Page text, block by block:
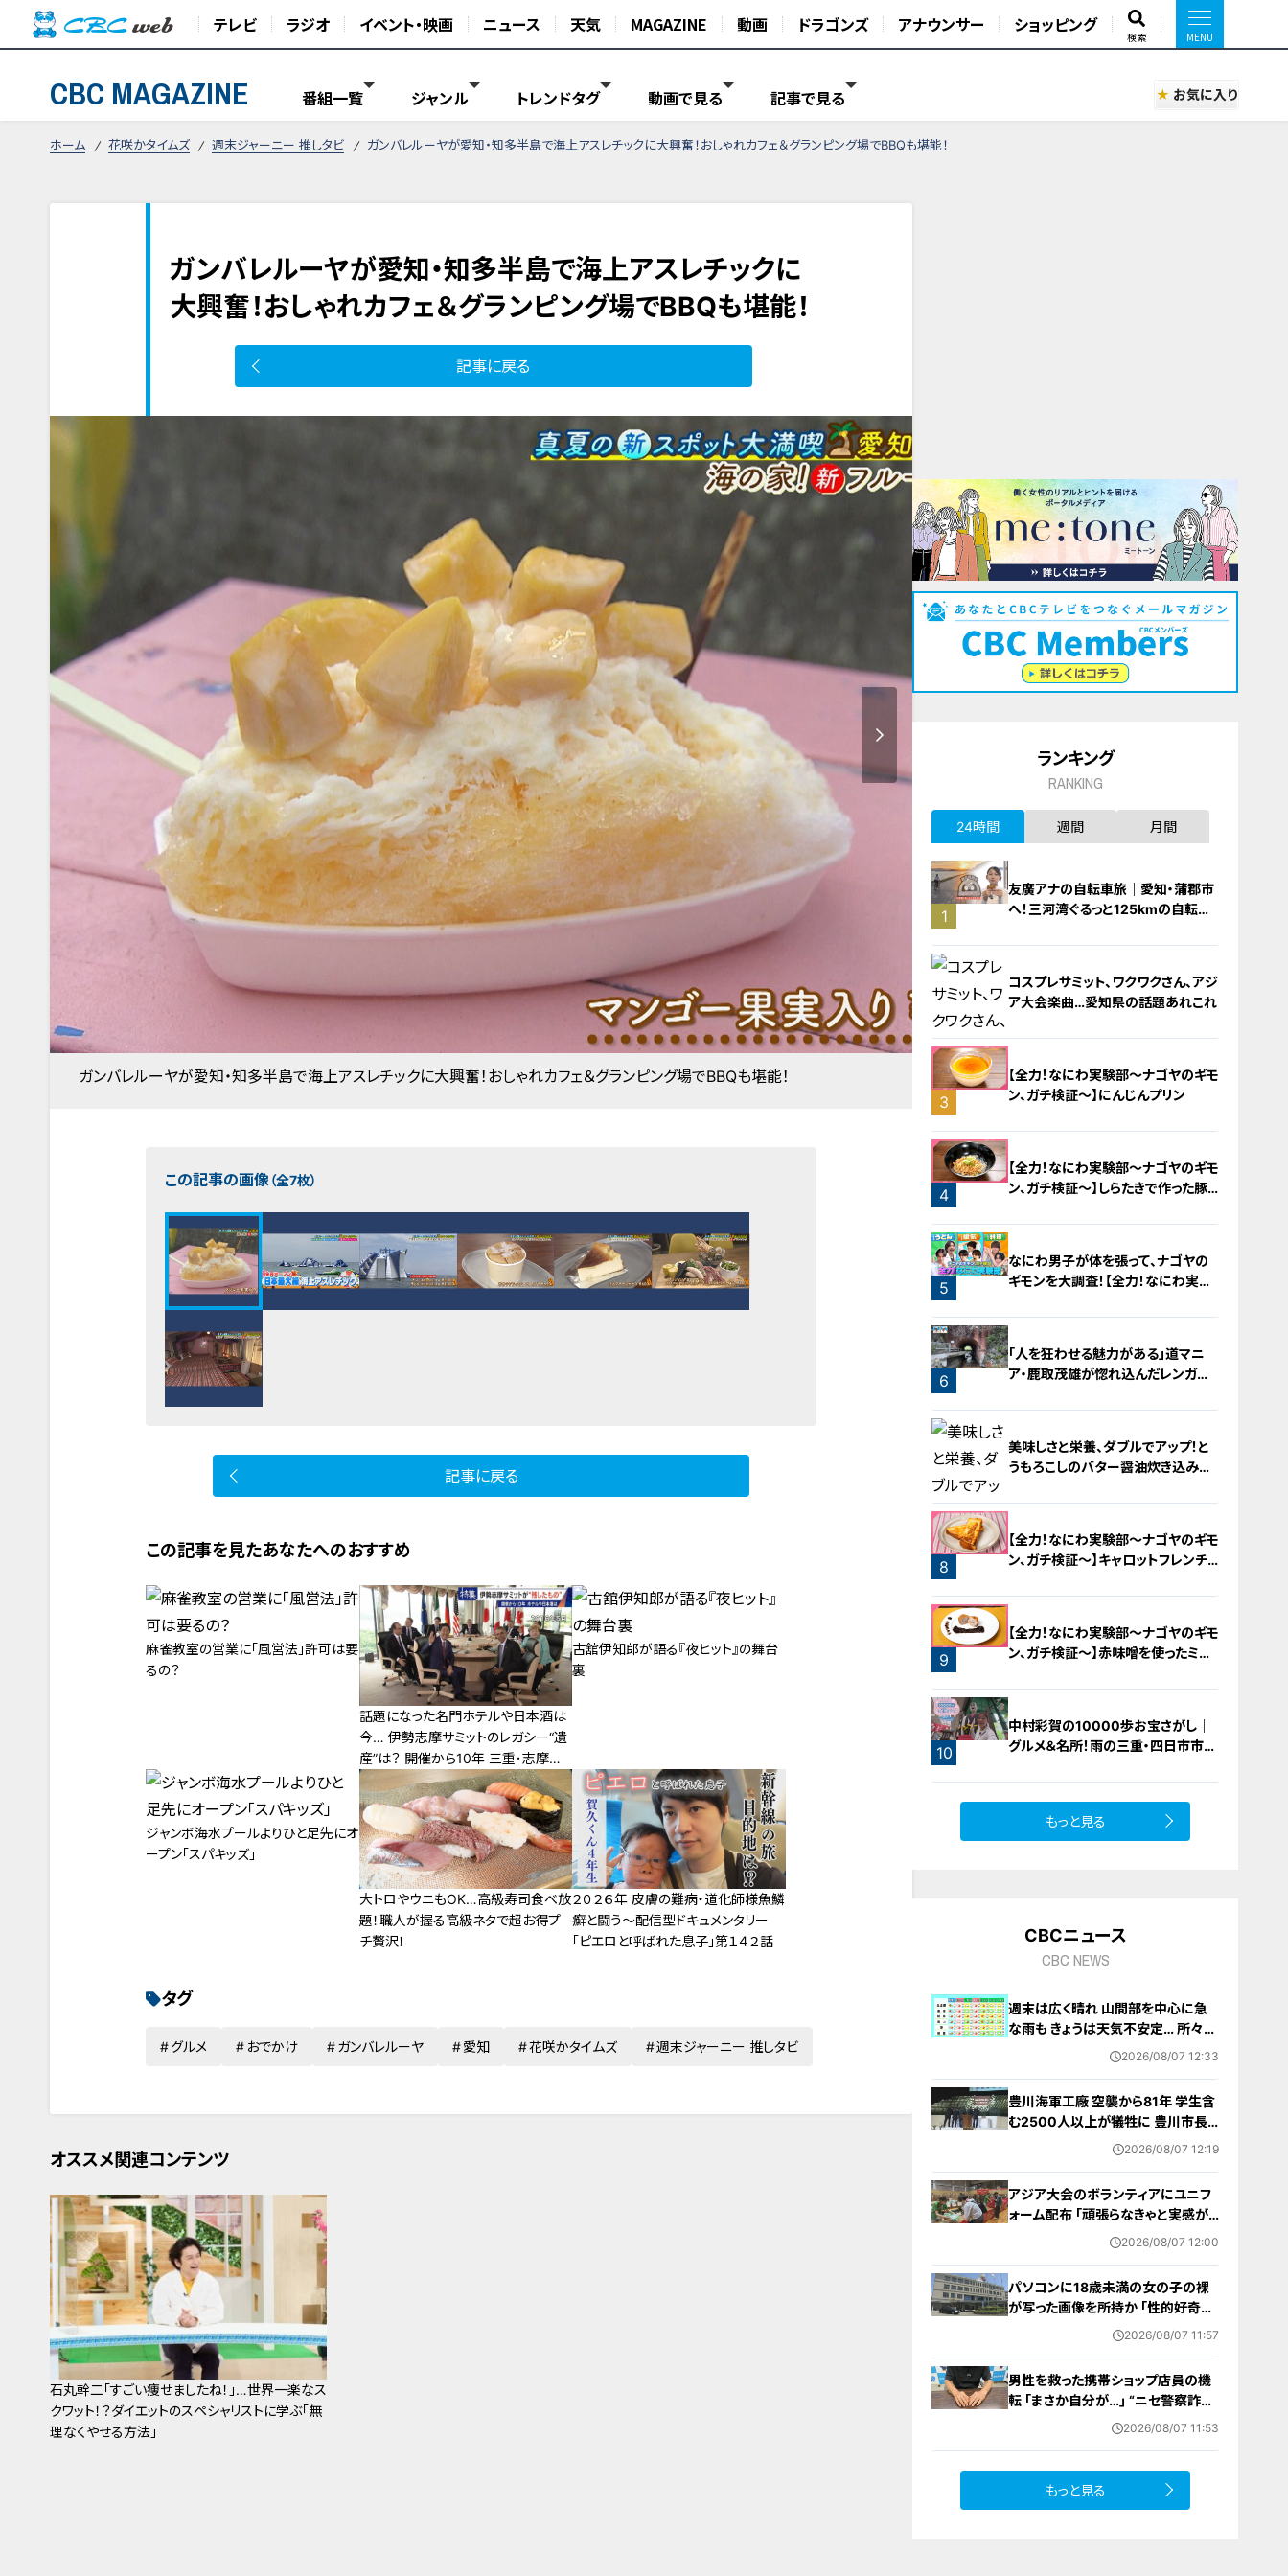
テレビ ラジオ イベント・映画 ニュース 天気 MAGAZINE 動画 ドラゴンズ アナウンサー ショッピング
検索
CBC MAGAZINE 番組一覧 ジャンル トレンドタグ 動画で見る 記事で見る お気に入り
ホーム 花咲かタイムズ 週末ジャーニー 推しタビ ガンバレルーヤが愛知・知多半島で海上アスレチックに大興奮！おしゃれカフェ＆グランピング場でBBQも堪能！
ガンバレルーヤが愛知・知多半島で海上アスレチックに
大興奮！おしゃれカフェ＆グランピング場でBBQも堪能！
記事に戻る
ガンバレルーヤが愛知・知多半島で海上アスレチックに大興奮！おしゃれカフェ＆グランピング場でBBQも堪能！
この記事の画像（全7枚）
記事に戻る
この記事を見たあなたへのおすすめ
麻雀教室の営業に「風営法」許可は要
るの？
話題になった名門ホテルや日本酒は
今… 伊勢志摩サミットのレガシー“遺
産”は？ 開催から10年 三重･志摩市
の賢島
古舘伊知郎が語る『夜ヒット』の舞台
裏
ジャンボ海水プールよりひと足先にオ
ープン「スパキッズ」
大トロやウニもOK…高級寿司食べ放
題！職人が握る高級ネタで超お得プ
チ贅沢！
２０２６年 皮膚の難病・道化師様魚鱗
癬と闘う～配信型ドキュメンタリー
「ピエロと呼ばれた息子」第１４２話
タグ
グルメ おでかけ ガンバレルーヤ 愛知 花咲かタイムズ 週末ジャーニー 推しタビ
オススメ関連コンテンツ
石丸幹二「すごい痩せましたね！」…世界一楽なス
クワット！？ダイエットのスペシャリストに学ぶ「無
理なくやせる方法」
ランキング
RANKING
24時間 週間 月間
1
友廣アナの自転車旅｜愛知・蒲郡市
へ！三河湾ぐるっと125kmの自転車
2
コスプレサミット、ワクワクさん、アジ
ア大会楽曲…愛知県の話題あれこれ
3
【全力！なにわ実験部～ナゴヤのギモ
ン、ガチ検証～】にんじんプリン
4
【全力！なにわ実験部～ナゴヤのギモ
ン、ガチ検証～】しらたきで作った豚
5
なにわ男子が体を張って、ナゴヤの
ギモンを大調査！【全力！なにわ実験
6
「人を狂わせる魅力がある」道マニ
ア・鹿取茂雄が惚れ込んだレンガの
7
美味しさと栄養、ダブルでアップ！と
うもろこしのバター醤油炊き込みご
8
【全力！なにわ実験部～ナゴヤのギモ
ン、ガチ検証～】キャロットフレンチ
9
【全力！なにわ実験部～ナゴヤのギモ
ン、ガチ検証～】赤味噌を使ったミル
10
中村彩賀の10000歩お宝さがし｜
グルメ＆名所！雨の三重・四日市市で
もっと見る
CBCニュース
CBC NEWS
週末は広く晴れ 山間部を中心に急
な雨も きょうは天気不安定… 所々で
雨予想 愛知･名古屋･岐阜･三重の天
2026/08/07 12:33
豊川海軍工廠 空襲から81年 学生含
む2500人以上が犠牲に 豊川市長
｢恒久平和に向けて全力を尽くす｣ 平
2026/08/07 12:19
アジア大会のボランティアにユニフ
ォーム配布 ｢頑張らなきゃと実感が
湧いた｣ 名古屋･中区の愛知県体育
2026/08/07 12:00
パソコンに18歳未満の女の子の裸
が写った画像を所持か ｢性的好奇心
を満たす目的｣ 小学校講師の38歳
2026/08/07 11:57
男性を救った携帯ショップ店員の機
転 ｢まさか自分が…｣ “ニセ警察詐
欺”を間一髪で防ぐ 被害者が語る事
2026/08/07 11:53
もっと見る